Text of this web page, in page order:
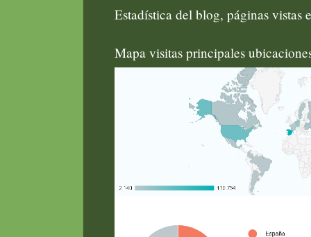
Estadística del blog, páginas vistas
Mapa visitas principales